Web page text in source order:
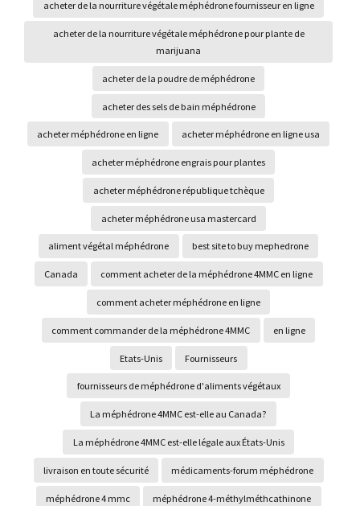
acheter de la nourriture végétale méphédrone fournisseur en ligne
acheter de la nourriture végétale méphédrone pour plante de
marijuana
acheter de la poudre de méphédrone
acheter des sels de bain méphédrone
acheter méphédrone en ligne acheter méphédrone en ligne usa
acheter méphédrone engrais pour plantes
acheter méphédrone république tchèque
acheter méphédrone usa mastercard
aliment végétal méphédrone best site to buy mephedrone
Canada comment acheter de la méphédrone 4MMC en ligne
comment acheter méphédrone en ligne
comment commander de la méphédrone 4MMC en ligne
Etats-Unis Fournisseurs
fournisseurs de méphédrone d'aliments végétaux
La méphédrone 4MMC est-elle au Canada?
La méphédrone 4MMC est-elle légale aux États-Unis
livraison en toute sécurité médicaments-forum méphédrone
méphédrone 4 mmc méphédrone 4-méthylméthcathinone